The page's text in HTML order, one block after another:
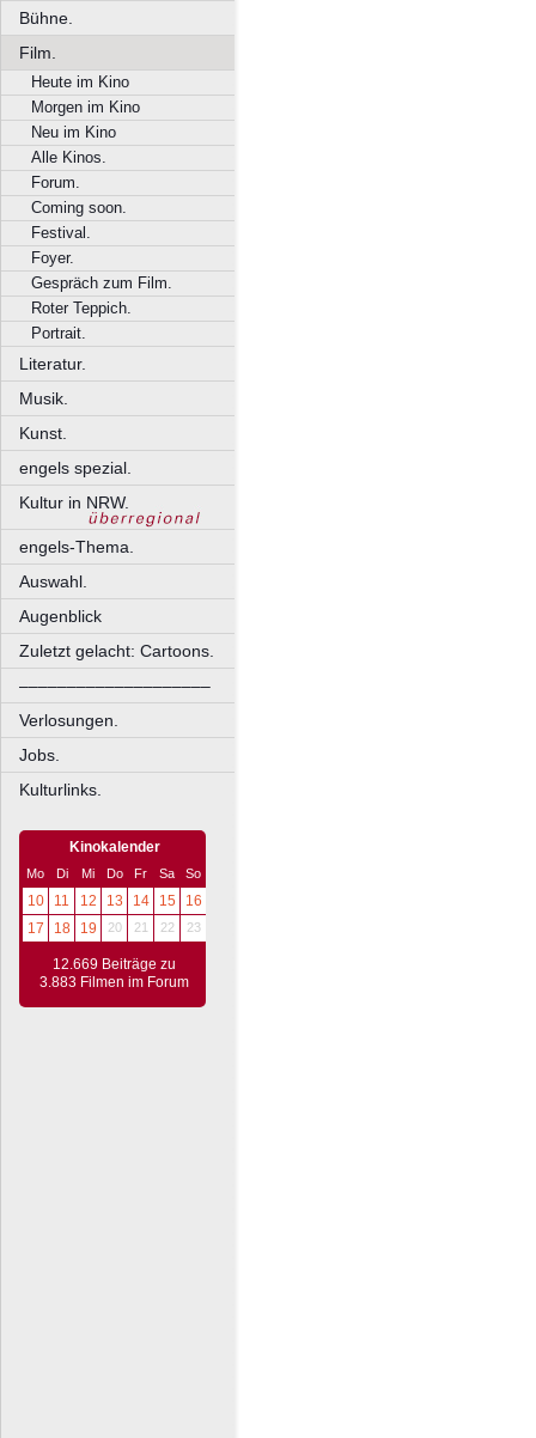
Bühne.
Film.
Heute im Kino
Morgen im Kino
Neu im Kino
Alle Kinos.
Forum.
Coming soon.
Festival.
Foyer.
Gespräch zum Film.
Roter Teppich.
Portrait.
Literatur.
Musik.
Kunst.
engels spezial.
Kultur in NRW.
engels-Thema.
Auswahl.
Augenblick
Zuletzt gelacht: Cartoons.
––––––––––––––––––––
Verlosungen.
Jobs.
Kulturlinks.
Kinokalender
Mo Di Mi Do Fr Sa So
10 11 12 13 14 15
16
17
18 19 20 21 22 23
12.669 Beiträge zu
3.883 Filmen im Forum